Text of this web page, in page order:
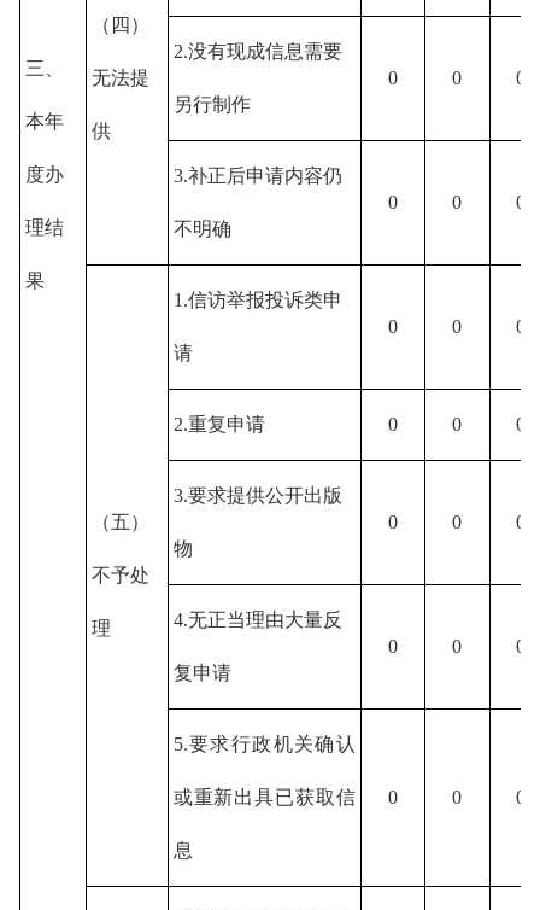
三、
本年
度办
理结
果
（四）
无法提
供
2.没有现成信息需要
另行制作
0 0 0
3.补正后申请内容仍
不明确
0 0 0
（五）
不予处
理
1.信访举报投诉类申
请
0 0 0
2.重复申请 0 0 0
3.要求提供公开出版
物
0 0 0
4.无正当理由大量反
复申请
0 0 0
5.要求行政机关确认
或重新出具已获取信
息
0 0 0